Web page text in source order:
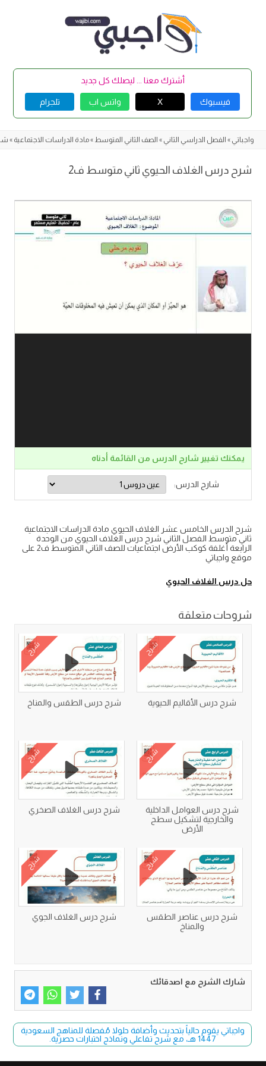
أشترك معنا ... ليصلك كل جديد
فيسبوك X واتس اب تلجرام
واجباتي » الفصل الدراسي الثاني » الصف الثاني المتوسط »مادة الدراسات الاجتماعية »
شرح درس الغلاف الحيوي ثاني متوسط ف2
يمكنك تغيير شارح الدرس من القائمة أدناه
شارح الدرس:
شرح الدرس الخامس عشر الغلاف الحيوي مادة الدراسات الاجتماعية
ثاني متوسط الفصل الثاني شرح درس الغلاف الحيوي من الوحدة
الرابعة أغلفة كوكب الأرض اجتماعيات للصف الثاني المتوسط ف2 على
موقع واجباتي
حل درس الغلاف الحيوي
شروحات متعلقة
شرح
شرح درس الأقاليم الحيوية
شرح
شرح درس الطقس والمناخ
شرح
شرح درس العوامل الداخلية
والخارجية لتشكيل سطح
الأرض
شرح
شرح درس الغلاف الصخري
شرح
شرح درس عناصر الطقس
والمناخ
شرح
شرح درس الغلاف الجوي
شارك الشرح مع اصدقائك
واجباتي يقوم حالياً بتحديث وأضافة حلولا مُفصلة للمناهج السعودية
1447 هـ، مع شرح تفاعلي ونماذج اختبارات حصرية.